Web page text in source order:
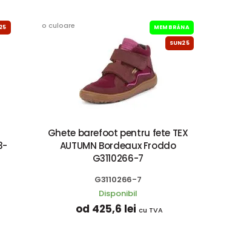
o culoare MEMBRÁNA
SUN25
Ghete barefoot pentru fete TEX
AUTUMN Bordeaux Froddo
G3110266-7
G3110266-7
Disponibil
od 425,6 lei cu TVA